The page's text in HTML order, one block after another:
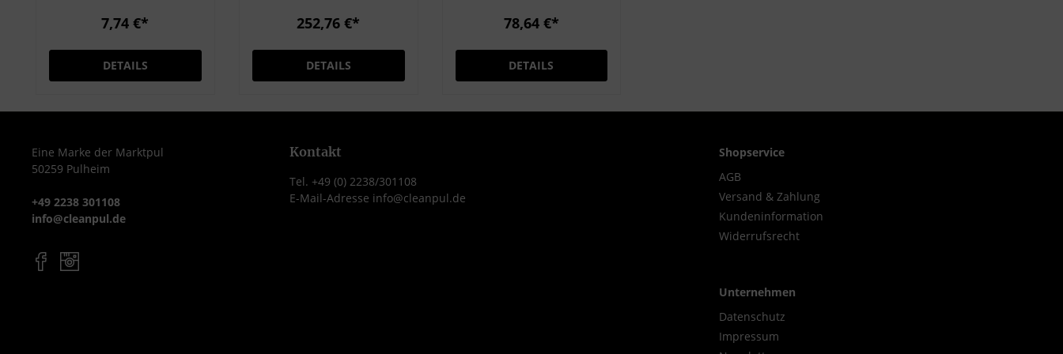
cm und einer Höhe von
PVC-Oberfläche und
rutschhemmenden
Schaumstoffrücken,
intensiver Nutzung stabil
an Ort und Stelle. Sie
Schmutzpartikel
7,74 €*
DETAILS
Schwingdeckel:
Oberflächenstruktur
Gummiring geschützt
Gesamthöhe: 88 cm
252,76 €*
DETAILS
Boden nicht perforiert,
78,64 €*
DETAILS
Eine Marke der Marktpul
50259 Pulheim
+49 2238 301108
info@cleanpul.de
Kontakt
Tel. +49 (0) 2238/301108
E-Mail-Adresse info@cleanpul.de
Shopservice
AGB
Versand & Zahlung
Kundeninformation
Widerrufsrecht
Unternehmen
Datenschutz
Impressum